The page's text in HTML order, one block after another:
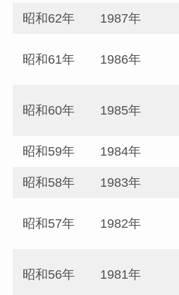
昭和62年 1987年
昭和61年 1986年
昭和60年 1985年
昭和59年 1984年
昭和58年 1983年
昭和57年 1982年
昭和56年 1981年